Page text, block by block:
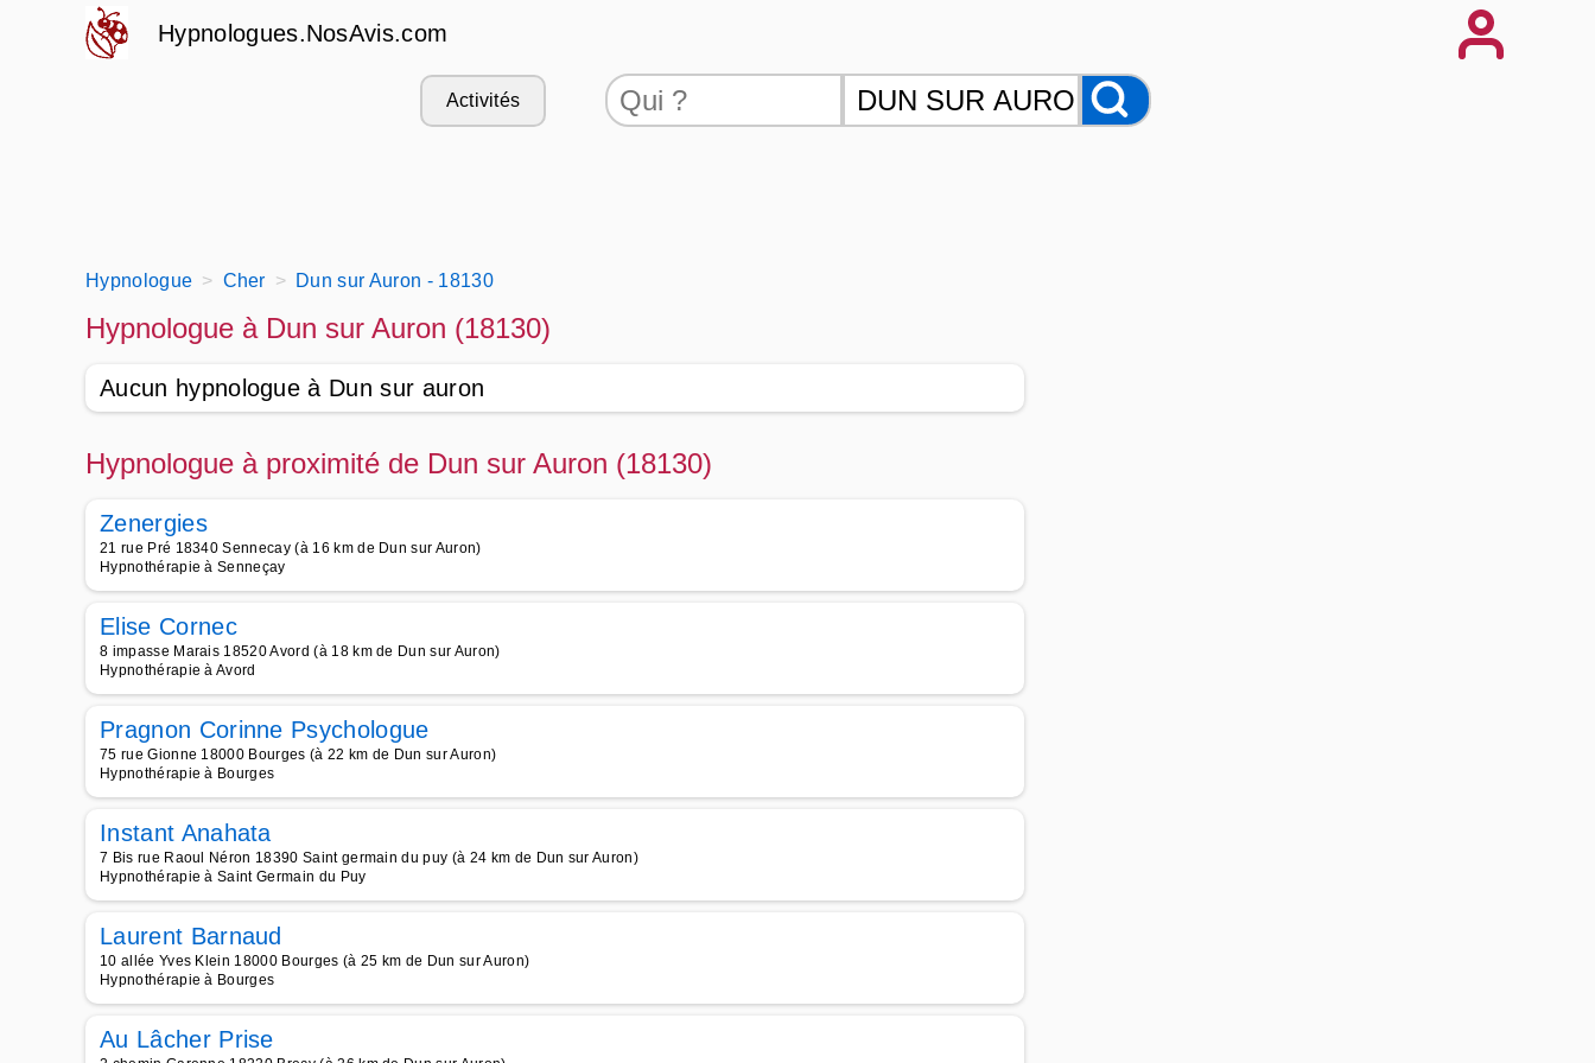
Hypnologues.NosAvis.com
Activités
Hypnologue Cher Dun sur Auron - 18130
Hypnologue à Dun sur Auron (18130)
Aucun hypnologue à Dun sur auron
Hypnologue à proximité de Dun sur Auron (18130)
Zenergies
21 rue Pré 18340 Sennecay (à 16 km de Dun sur Auron)
Hypnothérapie à Senneçay
Elise Cornec
8 impasse Marais 18520 Avord (à 18 km de Dun sur Auron)
Hypnothérapie à Avord
Pragnon Corinne Psychologue
75 rue Gionne 18000 Bourges (à 22 km de Dun sur Auron)
Hypnothérapie à Bourges
Instant Anahata
7 Bis rue Raoul Néron 18390 Saint germain du puy (à 24 km de Dun sur Auron)
Hypnothérapie à Saint Germain du Puy
Laurent Barnaud
10 allée Yves Klein 18000 Bourges (à 25 km de Dun sur Auron)
Hypnothérapie à Bourges
Au Lâcher Prise